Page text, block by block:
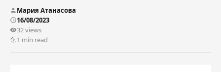
Мария Атанасова
16/08/2023
32 views
1 min read